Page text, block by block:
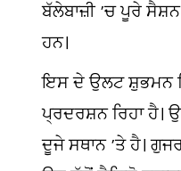
ਬੱਲੇਬਾਜ਼ੀ ’ਚ ਪੂਰੇ
ਹਨ।
ਇਸ ਦੇ ਉਲਟ ਸ਼ੁਭਮਨ
ਪ੍ਰਦਰਸ਼ਨ ਰਿਹਾ ਹੈ।
ਦੂਜੇ ਸਥਾਨ ’ਤੇ ਹੈ।